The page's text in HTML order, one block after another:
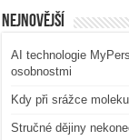
Nejnovější
AI technologie
osobnostmi
Kdy při srážce
Stručné dějiny